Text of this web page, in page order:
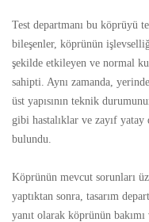
Test departmanı bu köprüyü
bileşenler, köprünün
şekilde etkileyen ve normal
sahipti. Aynı zamanda,
üst yapısının teknik
gibi hastalıklar ve zayıf yatay
bulundu.
Köprünün mevcut sorunları
yaptıktan sonra, tasarım
yanıt olarak köprünün